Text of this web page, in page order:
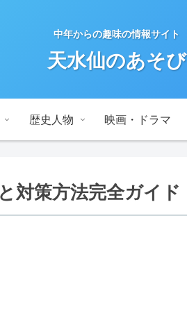
中年からの趣味の情報サイト
天水仙のあそび
歴史人物 映画・ドラマ
対策方法完全ガイド